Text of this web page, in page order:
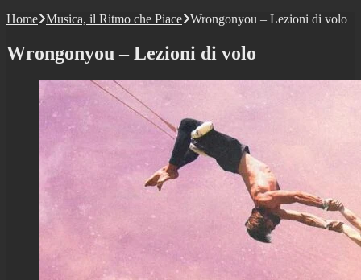
Home Musica, il Ritmo che Piace Wrongonyou – Lezioni di volo
Wrongonyou – Lezioni di volo